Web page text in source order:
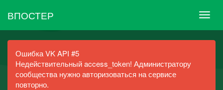
ВПОСТЕР
Ошибка VK API #5
Недействительный access_token! Администратору
сообщества нужно авторизоваться на сервисе
повторно.